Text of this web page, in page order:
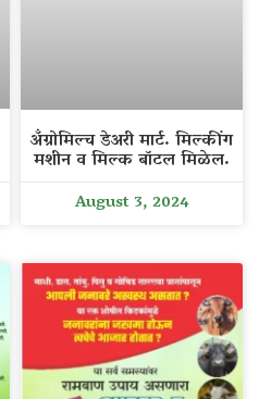
अँग्रोमिल्च डेअरी मार्ट. मिल्कींग
मशीन व मिल्क बॉटल मिळेल.
August 3, 2024